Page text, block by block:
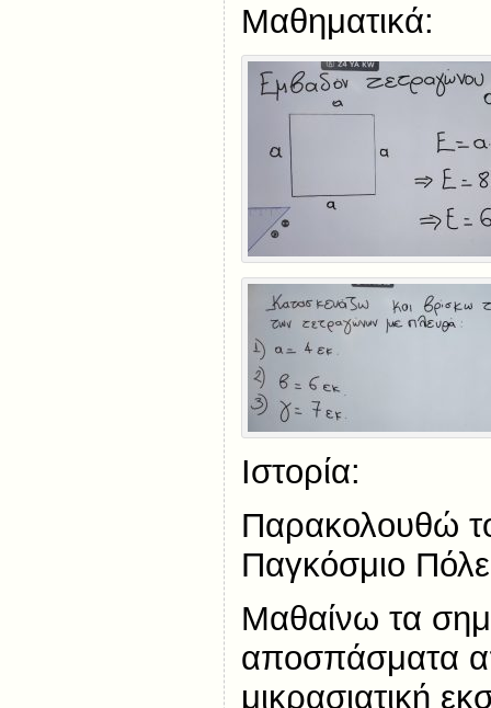
Μαθηματικά:
Ιστορία:
Παρακολουθώ
Παγκόσμιο
Μαθαίνω τα
αποσπάσματα
μικρασιατική